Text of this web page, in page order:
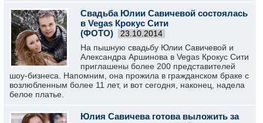
Свадьба Юлии Савичевой состоялась
в Vegas Крокус Сити
(ФОТО)
23.10.2014
На пышную свадьбу Юлии Савичевой и
Александра Аршинова в Vegas Крокус Сити
приглашены более 200 представителей
шоу-бизнеса. Напомним, она прожила в гражданском браке с
возлюбленным более 11 лет, и вот сегодня, наконец, надела
белое платье.
Юлия Савичева готова выложить за